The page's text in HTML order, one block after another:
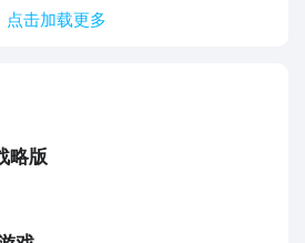
点击加载更多
略版